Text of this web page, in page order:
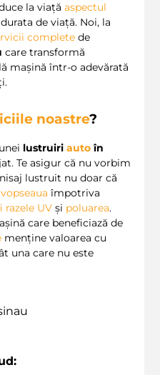
la viață aspectul
de viață. Noi, la
complete de
care transformă
mașină într-o adevărată
noastre?
lustruiri auto în
Te asigur că nu vorbim
lustruit nu doar că
împotriva
razele UV și poluarea.
care beneficiază de
menține valoarea cu
una care nu este